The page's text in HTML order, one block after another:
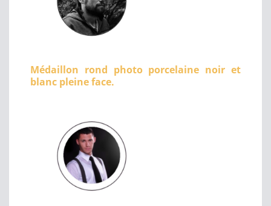
Médaillon rond photo porcelaine noir et
blanc pleine face.